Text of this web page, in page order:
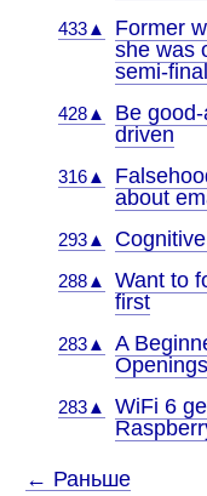
433▲
Former
she was
semi-final
428▲
Be
driven
316▲
about
293▲
288▲
Want to
first
283▲
A
283▲
WiFi 6
← Раньше